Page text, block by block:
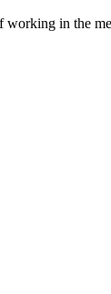
working in the